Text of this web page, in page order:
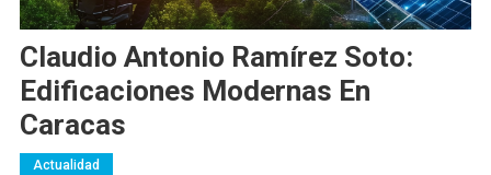
Claudio Antonio Ramírez Soto:
Edificaciones Modernas En
Caracas
Actualidad